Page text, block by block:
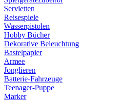
Servietten
Reisespiele
Wasserpistolen
Hobby Bücher
Dekorative Beleuchtung
Bastelpapier
Armee
Jonglieren
Batterie-Fahrzeuge
Teenager-Puppe
Marker